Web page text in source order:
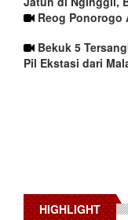
Reog
Bekuk 5
Pil Ekstasi dari
HIGHLIGHT